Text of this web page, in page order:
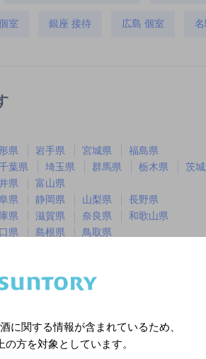
室 銀座 接待 広島 個室
県 岩手県 宮城県
福島県
葉県 埼玉県 群馬県 栃木県
茨
県
富山県
県 静岡県 山梨県
長野県
県 滋賀県 奈良県
和歌山県
県 島根県
鳥取県
※店舗によりハイボール取り扱い銘
に関する情報が含まれているため、
の方を対象としています。